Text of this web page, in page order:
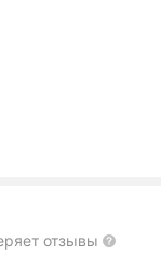
отзывы